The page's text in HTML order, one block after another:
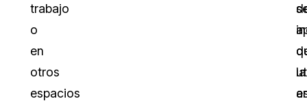
trabajo
o
en
otros
espacios
la